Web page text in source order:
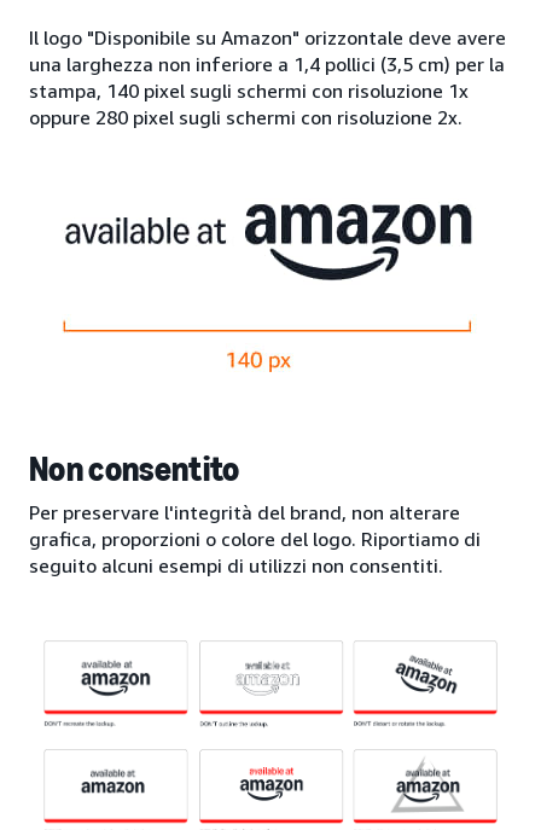
Il logo "Disponibile su Amazon" orizzontale deve avere
una larghezza non inferiore a 1,4 pollici (3,5 cm) per la
stampa, 140 pixel sugli schermi con risoluzione 1x
oppure 280 pixel sugli schermi con risoluzione 2x.
Non consentito
Per preservare l'integrità del brand, non alterare
grafica, proporzioni o colore del logo. Riportiamo di
seguito alcuni esempi di utilizzi non consentiti.